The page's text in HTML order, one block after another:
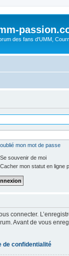
des fans d'UMM,
oublié mon mot de passe
Se souvenir de moi
Cacher mon statut en ligne
connecter.
Avant de vous
de confidentialité